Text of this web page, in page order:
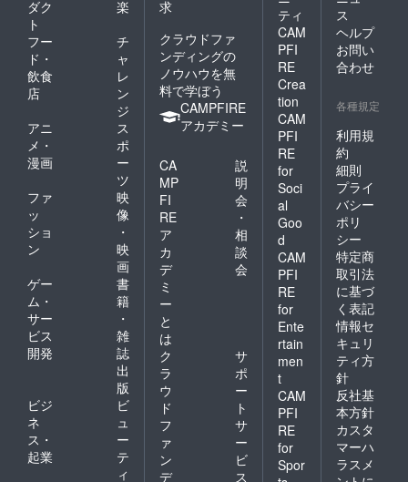
ダク
ト
楽
フー
ド・
飲食
店
チ
ャ
レ
ン
ジ
アニ
メ・
漫画
ス
ポ
ー
ツ
ファ
ッ
ショ
ン
映
像
・
映
画
ゲー
ム・
サー
ビス
開発
書
籍
・
雑
誌
出
版
ビジ
ネ
ス・
起業
ビ
ュ
ー
テ
ィ
求
クラウドファ
ンディングの
ノウハウを無
料で学ぼう
CAMPFIRE
アカデミー
CA
MP
FI
RE
ア
カ
デ
ミ
ー
と
は
説
明
会
・
相
談
会
ク
ラ
ウ
ド
フ
ァ
ン
デ
サ
ポ
ー
ト
サ
ー
ビ
ス
ティ
CAM
PFI
RE
Crea
tion
CAM
PFI
RE
for
Soci
al
Goo
d
CAM
PFI
RE
for
Ente
rtain
men
t
CAM
PFI
RE
for
Spor
ス
ヘルプ
お問い
合わせ
各種規定
利用規
約
細則
プライ
バシー
ポリ
シー
特定商
取引法
に基づ
く表記
情報セ
キュリ
ティ方
針
反社基
本方針
カスタ
マーハ
ラスメ